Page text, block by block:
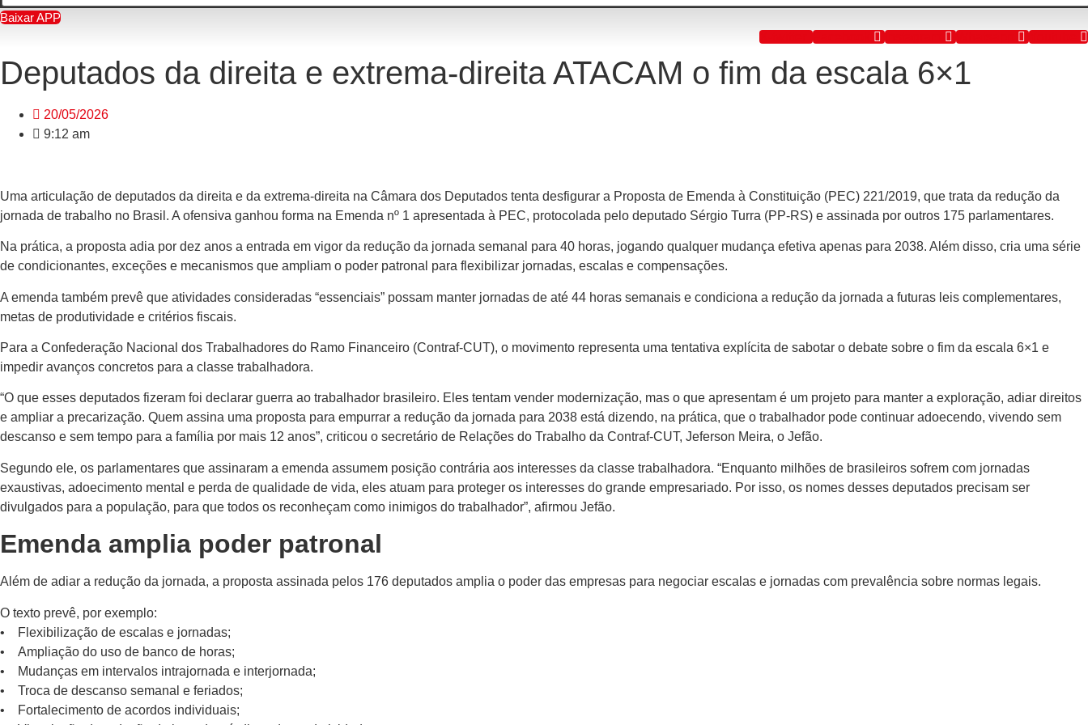
Baixar APP
X-twitter
Facebook Instagram Youtube
Deputados da direita e extrema-direita ATACAM o fim da escala 6×1
20/05/2026
9:12 am
Uma articulação de deputados da direita e da extrema-direita na Câmara dos Deputados tenta desfigurar a Proposta de Emenda à Constituição (PEC) 221/2019, que trata da redução da
jornada de trabalho no Brasil. A ofensiva ganhou forma na Emenda nº 1 apresentada à PEC, protocolada pelo deputado Sérgio Turra (PP-RS) e assinada por outros 175 parlamentares.
Na prática, a proposta adia por dez anos a entrada em vigor da redução da jornada semanal para 40 horas, jogando qualquer mudança efetiva apenas para 2038. Além disso, cria uma série
de condicionantes, exceções e mecanismos que ampliam o poder patronal para flexibilizar jornadas, escalas e compensações.
A emenda também prevê que atividades consideradas “essenciais” possam manter jornadas de até 44 horas semanais e condiciona a redução da jornada a futuras leis complementares,
metas de produtividade e critérios fiscais.
Para a Confederação Nacional dos Trabalhadores do Ramo Financeiro (Contraf-CUT), o movimento representa uma tentativa explícita de sabotar o debate sobre o fim da escala 6×1 e
impedir avanços concretos para a classe trabalhadora.
“O que esses deputados fizeram foi declarar guerra ao trabalhador brasileiro. Eles tentam vender modernização, mas o que apresentam é um projeto para manter a exploração, adiar direitos
e ampliar a precarização. Quem assina uma proposta para empurrar a redução da jornada para 2038 está dizendo, na prática, que o trabalhador pode continuar adoecendo, vivendo sem
descanso e sem tempo para a família por mais 12 anos”, criticou o secretário de Relações do Trabalho da Contraf-CUT, Jeferson Meira, o Jefão.
Segundo ele, os parlamentares que assinaram a emenda assumem posição contrária aos interesses da classe trabalhadora. “Enquanto milhões de brasileiros sofrem com jornadas
exaustivas, adoecimento mental e perda de qualidade de vida, eles atuam para proteger os interesses do grande empresariado. Por isso, os nomes desses deputados precisam ser
divulgados para a população, para que todos os reconheçam como inimigos do trabalhador”, afirmou Jefão.
Emenda amplia poder patronal
Além de adiar a redução da jornada, a proposta assinada pelos 176 deputados amplia o poder das empresas para negociar escalas e jornadas com prevalência sobre normas legais.
O texto prevê, por exemplo:
• Flexibilização de escalas e jornadas;
• Ampliação do uso de banco de horas;
• Mudanças em intervalos intrajornada e interjornada;
• Troca de descanso semanal e feriados;
• Fortalecimento de acordos individuais;